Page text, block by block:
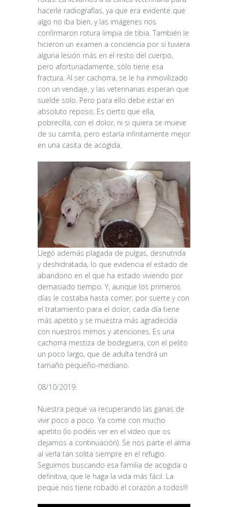
hacerle radiografías, ya que era evidente que
algo no iba bien, y las imágenes nos
confirmaron rotura limpia de tibia. También le
hicieron un examen a conciencia por si tuviera
alguna lesión más en el resto del cuerpo,
pero afortunadamente, sólo tiene esa
fractura. Al ser cachorra, se le ha inmovilizado
con un vendaje, y las veterinarias esperan que
suelde solo. Pero para ello debe estar en
absoluto reposo. Es cierto que ella,
pobrecilla, con el dolor, ni si quiera se mueve
de su camita, pero estaría infinitamente mejor
en una casita de acogida.
Llegó además plagada de pulgas, desnutrida
y deshidratada, lo que evidencia el estado de
abandono en el que ha estado viviendo por
demasiado tiempo. Y, aunque los primeros
días le costaba hasta comer, por suerte y con
el tratamiento para el dolor, cada día tiene
más apetito y se muestra más agradecida
con nuestros mimos y atenciones. Es una
cachorra mestiza de bodeguera, con el pelito
un poco largo, que de adulta tendrá un
tamaño pequeño-mediano.
08/10/2019:
Nuestra peque va recuperando las ganas de
vivir poco a poco. Ya come con mucho
apetito (lo podéis ver en el vídeo que os
dejamos a continuación). Se nos parte el alma
al verla tan solita siempre en el refugio.
Seguimos buscando esa familia de acogida o
definitiva, que le haga la vida más fácil. La
peque nos tiene robado el corazón a todos!!!